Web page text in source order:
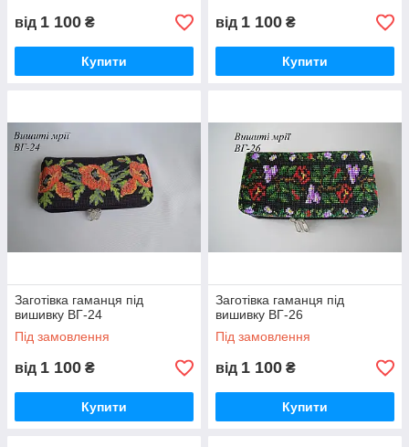
від 1 100 ₴
Купити
від 1 100 ₴
Купити
Заготівка гаманця під
вишивку ВГ-24
Під замовлення
від 1 100 ₴
Купити
Заготівка гаманця під
вишивку ВГ-26
Під замовлення
від 1 100 ₴
Купити